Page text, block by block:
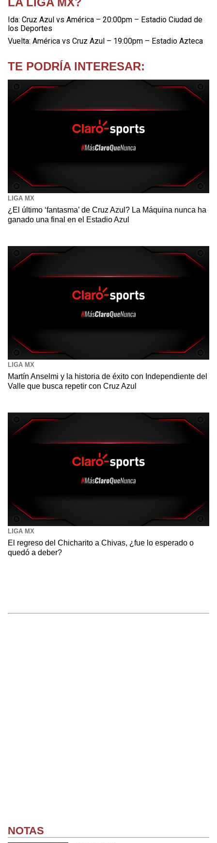
Ida: Cruz Azul vs América – 20:00pm – Estadio Ciudad de
los Deportes
Vuelta: América vs Cruz Azul – 19:00pm – Estadio Azteca
TE PODRÍA INTERESAR:
LIGA MX
¿El último ‘fantasma’ de Cruz Azul? La Máquina nunca ha
ganado una final en el Estadio Azul
LIGA MX
Martín Anselmi y la historia de éxito con Independiente del
Valle que busca repetir con Cruz Azul
LIGA MX
El regreso del Chicharito a Chivas, ¿fue lo esperado o
quedó a deber?
NOTAS